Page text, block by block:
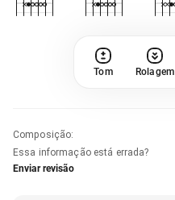
Tom Rolagem
Composição:
Essa informação está errada?
Enviar revisão